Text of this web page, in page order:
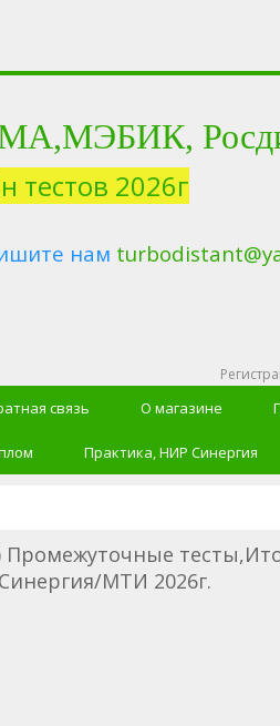
тестов 2026г
нам
связь О магазине
Практика, НИР Синергия
Промежуточные
МТИ 2026г.